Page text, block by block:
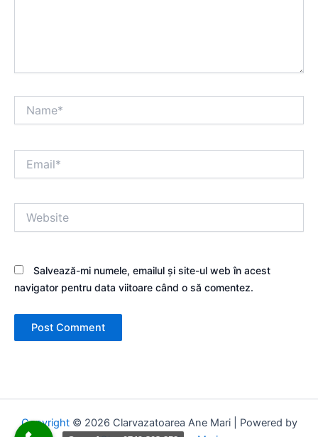
Salvează-mi numele, emailul și site-ul web în acest
navigator pentru data viitoare când o să comentez.
Copyright© 2026 Clarvazatoarea Ane Mari | Powered by